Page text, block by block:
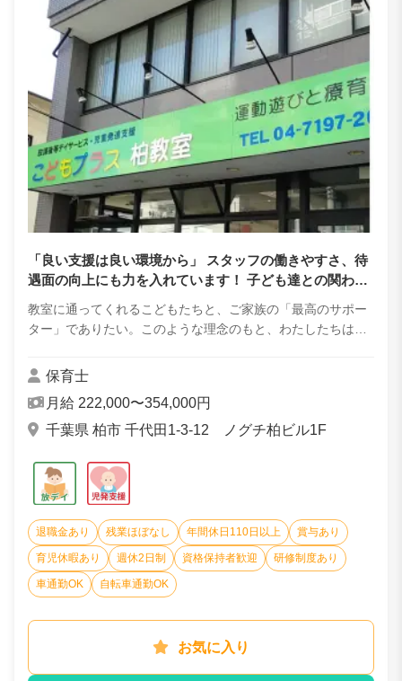
退職金あり 残業ほぼなし 年間休日110日以上 賞与あり
育児休暇あり 週休2日制 資格保持者歓迎 研修制度あり
車通勤OK 自転車通勤OK
「良い支援は良い環境から」 スタッフの働きやすさ、待
遇面の向上にも力を入れています！ 子ども達との関わり
を通じて、新しい発見や成長を実感しましょう！
教室に通ってくれるこどもたちと、ご家族の「最高のサポー
ター」でありたい。このような理念のもと、わたしたちは教
科学に基づいた運動プログラムは多くの...
保育士
月給 222,000〜354,000円
千葉県 柏市 千代田1-3-12 ノグチ柏ビル1F
お気に入り